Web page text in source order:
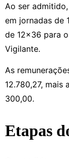
Ao ser
em jornadas de
de 12×36 para
Vigilante.
As
12.780,27, mais
300,00.
Etapas